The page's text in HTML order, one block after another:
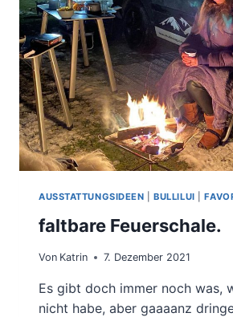
AUSSTATTUNGSIDEEN |BULLILUI |
faltbare Feuerschale.
Von Katrin 7. Dezember 2021
Es gibt doch immer noch was,
nicht habe, aber gaaaanz